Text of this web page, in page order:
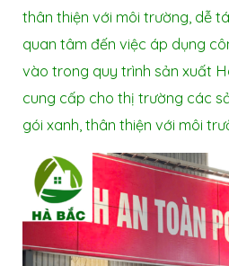
thân thiện với môi trường, dễ
quan tâm đến việc áp dụng
vào trong quy trình sản xuất
cung cấp cho thị trường các
gói xanh, thân thiện với môi